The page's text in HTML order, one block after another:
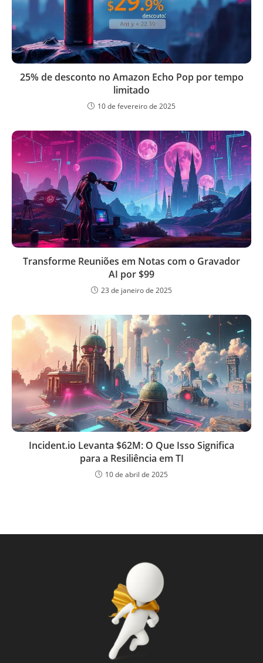
25% de desconto no Amazon Echo Pop por tempo
limitado
10 de fevereiro de 2025
Transforme Reuniões em Notas com o Gravador
AI por $99
23 de janeiro de 2025
Incident.io Levanta $62M: O Que Isso Significa
para a Resiliência em TI
10 de abril de 2025